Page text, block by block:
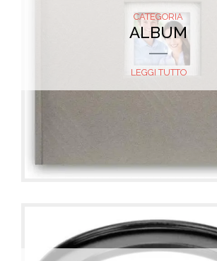
CATEGORIA
ALBUM
LEGGI TUTTO